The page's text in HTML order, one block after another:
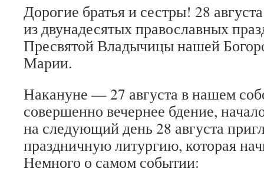
Дорогие братья и сестры! 28
из двунадесятых православных
Пресвятой Владычицы нашей
Марии.
Накануне — 27 августа в нашем
совершенно вечернее бдение,
на следующий день 28 августа
праздничную литургию, которая
Немного о самом событии: